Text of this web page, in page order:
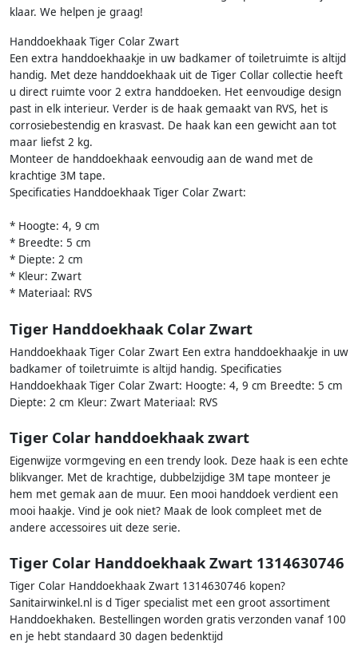
klaar. We helpen je graag!
Handdoekhaak Tiger Colar Zwart
Een extra handdoekhaakje in uw badkamer of toiletruimte is altijd
handig. Met deze handdoekhaak uit de Tiger Collar collectie heeft
u direct ruimte voor 2 extra handdoeken. Het eenvoudige design
past in elk interieur. Verder is de haak gemaakt van RVS, het is
corrosiebestendig en krasvast. De haak kan een gewicht aan tot
maar liefst 2 kg.
Monteer de handdoekhaak eenvoudig aan de wand met de
krachtige 3M tape.
Specificaties Handdoekhaak Tiger Colar Zwart:
* Hoogte: 4, 9 cm
* Breedte: 5 cm
* Diepte: 2 cm
* Kleur: Zwart
* Materiaal: RVS
Tiger Handdoekhaak Colar Zwart
Handdoekhaak Tiger Colar Zwart Een extra handdoekhaakje in uw
badkamer of toiletruimte is altijd handig. Specificaties
Handdoekhaak Tiger Colar Zwart: Hoogte: 4, 9 cm Breedte: 5 cm
Diepte: 2 cm Kleur: Zwart Materiaal: RVS
Tiger Colar handdoekhaak zwart
Eigenwijze vormgeving en een trendy look. Deze haak is een echte
blikvanger. Met de krachtige, dubbelzijdige 3M tape monteer je
hem met gemak aan de muur. Een mooi handdoek verdient een
mooi haakje. Vind je ook niet? Maak de look compleet met de
andere accessoires uit deze serie.
Tiger Colar Handdoekhaak Zwart 1314630746
Tiger Colar Handdoekhaak Zwart 1314630746 kopen?
Sanitairwinkel.nl is d Tiger specialist met een groot assortiment
Handdoekhaken. Bestellingen worden gratis verzonden vanaf 100
en je hebt standaard 30 dagen bedenktijd